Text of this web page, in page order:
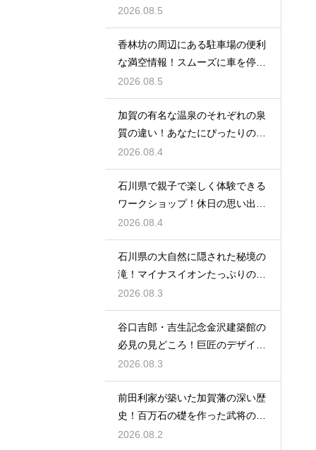
選び方
2026.08.5
香林坊の周辺にある駐車場の便利
な満空情報！スムーズに車を停め
る裏技
2026.08.5
加賀の有名な温泉のそれぞれの泉
質の違い！あなたにぴったりの名
湯を探す
2026.08.4
石川県で親子で楽しく体験できる
ワークショップ！休日の思い出作
りに最適
2026.08.4
石川県の大自然に隠された秘境の
滝！マイナスイオンたっぷりの癒
やし空間
2026.08.3
谷口吉郎・吉生記念金沢建築館の
必見の見どころ！巨匠のデザイン
の神髄
2026.08.3
前田利家が築いた加賀藩の深い歴
史！百万石の礎を作った武将の生
涯に迫る
2026.08.2